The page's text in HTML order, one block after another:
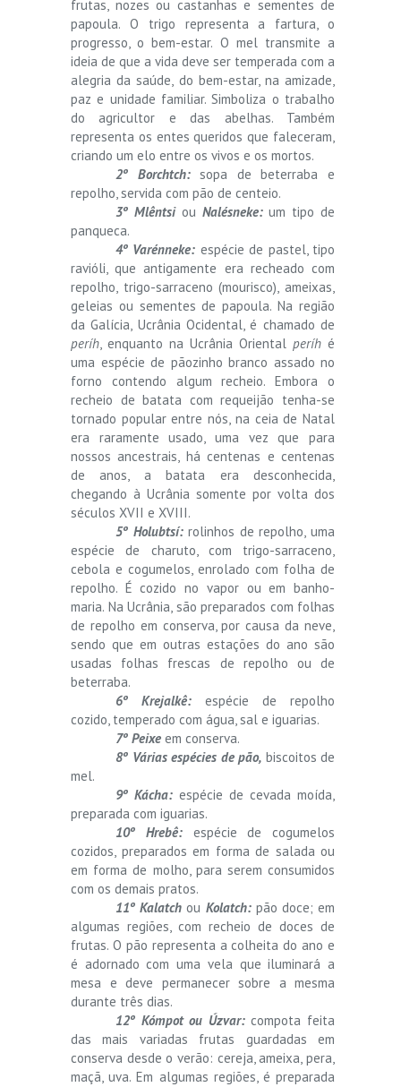
frutas, nozes ou castanhas e sementes de
papoula. O trigo representa a fartura, o
progresso, o bem-estar. O mel transmite a
ideia de que a vida deve ser temperada com a
alegria da saúde, do bem-estar, na amizade,
paz e unidade familiar. Simboliza o trabalho
do agricultor e das abelhas. Também
representa os entes queridos que faleceram,
criando um elo entre os vivos e os mortos.
2º Borchtch:sopa de beterraba e
repolho, servida com pão de centeio.
3º Mlêntsi ou Nalésneke:um tipo de
panqueca.
4º Varénneke: espécie de pastel, tipo
ravióli, que antigamente era recheado com
repolho, trigo-sarraceno (mourisco), ameixas,
geleias ou sementes de papoula. Na região
da Galícia, Ucrânia Ocidental, é chamado de
períh, enquanto na Ucrânia Oriental períh é
uma espécie de pãozinho branco assado no
forno contendo algum recheio. Embora o
recheio de batata com requeijão tenha-se
tornado popular entre nós, na ceia de Natal
era raramente usado, uma vez que para
nossos ancestrais, há centenas e centenas
de anos, a batata era desconhecida,
chegando à Ucrânia somente por volta dos
séculos XVII e XVIII.
5º Holubtsí:rolinhos de repolho, uma
espécie de charuto, com trigo-sarraceno,
cebola e cogumelos, enrolado com folha de
repolho. É cozido no vapor ou em banho-
maria. Na Ucrânia, são preparados com folhas
de repolho em conserva, por causa da neve,
sendo que em outras estações do ano são
usadas folhas frescas de repolho ou de
beterraba.
6º Krejalkê: espécie de repolho
cozido, temperado com água, sal e iguarias.
7º Peixe em conserva.
8º Várias espécies de pão, biscoitos de
mel.
9º Kácha: espécie de cevada moída,
preparada com iguarias.
10º Hrebê:espécie de cogumelos
cozidos, preparados em forma de salada ou
em forma de molho, para serem consumidos
com os demais pratos.
11º Kalatchou Kolatch:pão doce; em
algumas regiões, com recheio de doces de
frutas. O pão representa a colheita do ano e
é adornado com uma vela que iluminará a
mesa e deve permanecer sobre a mesma
durante três dias.
12º Kómpot ou Úzvar:compota feita
das mais variadas frutas guardadas em
conserva desde o verão: cereja, ameixa, pera,
maçã, uva. Em algumas regiões, é preparada